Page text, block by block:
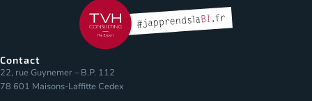
Contact
22, rue Guynemer – B.P. 112
78 601 Maisons-Laffitte Cedex